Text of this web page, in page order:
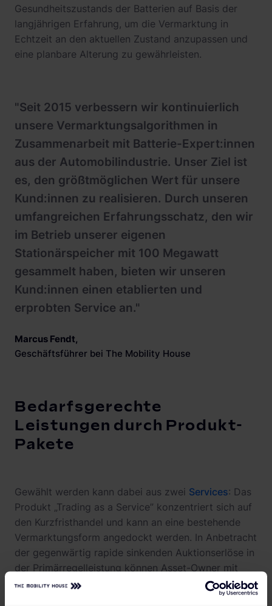
Gesundheitszustands der Batterien auf Basis der
langjährigen Erfahrung, um die Vermarktung in
Echtzeit an den aktuellen Zustand anzupassen und
eine planbare Alterung zu gewährleisten.
"Seit 2015 verbessern wir kontinuierlich
unsere Vermarktungsalgorithmen in
Zusammenarbeit mit Batterie-Expert:innen
aus der Automobilindustrie. Unser Ziel ist
es, den größtmöglichen Wert für unsere
Kund:innen zu realisieren. Durch unseren
umfangreichen Erfahrungsschatz, den wir
im Betrieb unserer eigenen
Stationärspeicher mit 100 Megawatt
gesammelt haben, bieten wir unseren
Kund:innen einen etablierten und
erprobten Service an."
Marcus Fendt,
Geschäftsführer bei The Mobility House
Bedarfsgerechte
Leistungen durch Produkt-
Pakete
Gewählt werden kann dabei aus zwei Services: Das
Produkt „Trading as a Service” konzentriert sich auf
den Kurzfristhandel und kann an eine bestehende
Vermarktungsform angedockt werden. In Anbetracht
der gegenwärtig rapide sinkenden Auktionserlöse in
der Primärregelleistung können Asset-Owner mit
diesem Angebot ihre rückläufigen Einnahmen